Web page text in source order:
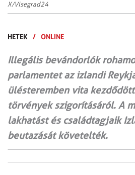
X/Visegrad24
HETEK / ONLINE
Illegális bevándorlók
parlamentet az izlandi
ülésteremben vita
törvények szigorításáról. A
lakhatást és családtagjaik
beutazását követelték.